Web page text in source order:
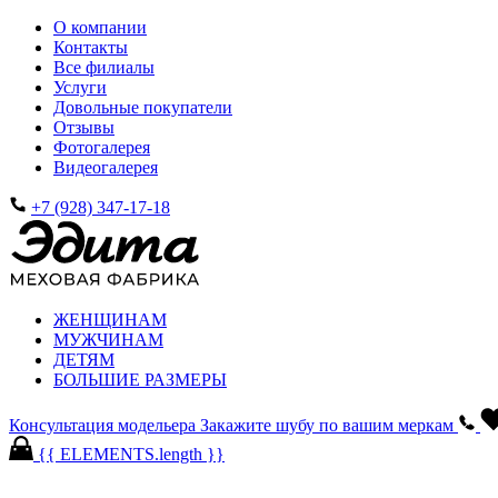
О компании
Контакты
Все филиалы
Услуги
Довольные покупатели
Отзывы
Фотогалерея
Видеогалерея
+7 (928) 347-17-18
ЖЕНЩИНАМ
МУЖЧИНАМ
ДЕТЯМ
БОЛЬШИЕ РАЗМЕРЫ
Консультация модельера Закажите шубу по вашим меркам
{{ ELEMENTS.length }}